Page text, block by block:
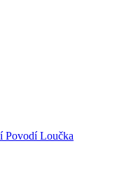
Povodí Loučka